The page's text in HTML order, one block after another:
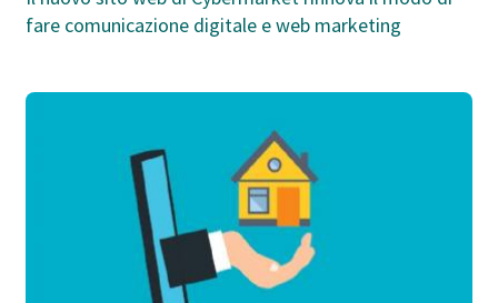
fare comunicazione digitale e web marketing